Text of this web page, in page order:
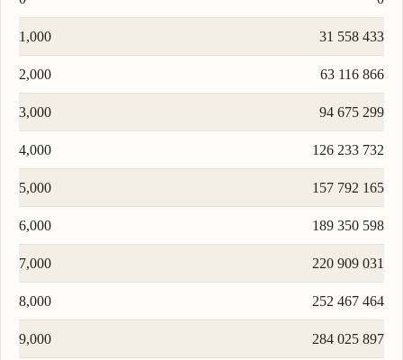
1,000 31 558 433
2,000 63 116 866
3,000 94 675 299
4,000 126 233 732
5,000 157 792 165
6,000 189 350 598
7,000 220 909 031
8,000 252 467 464
9,000 284 025 897